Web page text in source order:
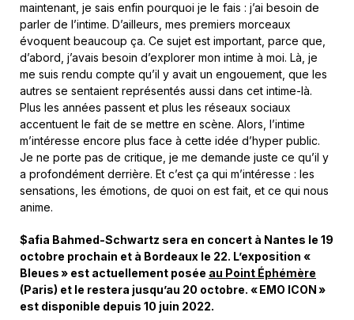
maintenant, je sais enfin pourquoi je le fais : j’ai besoin de
parler de l’intime. D’ailleurs, mes premiers morceaux
évoquent beaucoup ça. Ce sujet est important, parce que,
d’abord, j’avais besoin d’explorer mon intime à moi. Là, je
me suis rendu compte qu’il y avait un engouement, que les
autres se sentaient représentés aussi dans cet intime-là.
Plus les années passent et plus les réseaux sociaux
accentuent le fait de se mettre en scène. Alors, l’intime
m’intéresse encore plus face à cette idée d’hyper public.
Je ne porte pas de critique, je me demande juste ce qu’il y
a profondément derrière. Et c’est ça qui m’intéresse : les
sensations, les émotions, de quoi on est fait, et ce qui nous
anime.
$afia Bahmed-Schwartz sera en concert à Nantes le 19
octobre prochain et à Bordeaux le 22. L’exposition «
Bleues » est actuellement posée au Point Éphémère
(Paris) et le restera jusqu’au 20 octobre. « EMO ICON »
est disponible depuis 10 juin 2022.